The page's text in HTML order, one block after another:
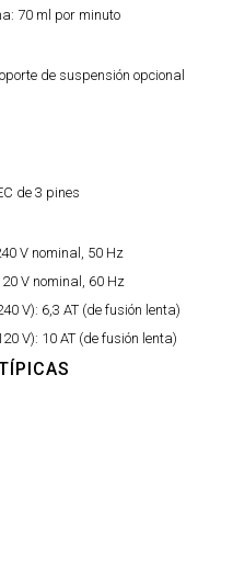
70 ml por minuto
de suspensión opcional
de 3 pines
V nominal, 50 Hz
V nominal, 60 Hz
V): 6,3 AT (de fusión lenta)
V): 10 AT (de fusión lenta)